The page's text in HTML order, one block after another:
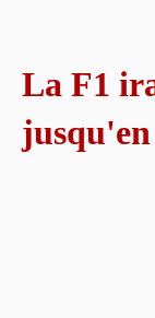
La F1
jusqu'en